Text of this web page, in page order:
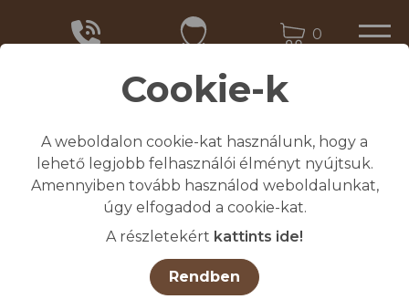
0
Kezdőlap
Összes termék
ÁLLATTENYÉSZTÉS TARTÁSTECHNOLÓGIA
Állattartás-és állattenyésztési eszközök,
Itatók és tartozékai
Cookie-k
A weboldalon cookie-kat használunk, hogy a
lehető legjobb felhasználói élményt nyújtsuk.
Amennyiben tovább használod weboldalunkat,
úgy elfogadod a cookie-kat.
A részletekért kattints ide!
Rendben